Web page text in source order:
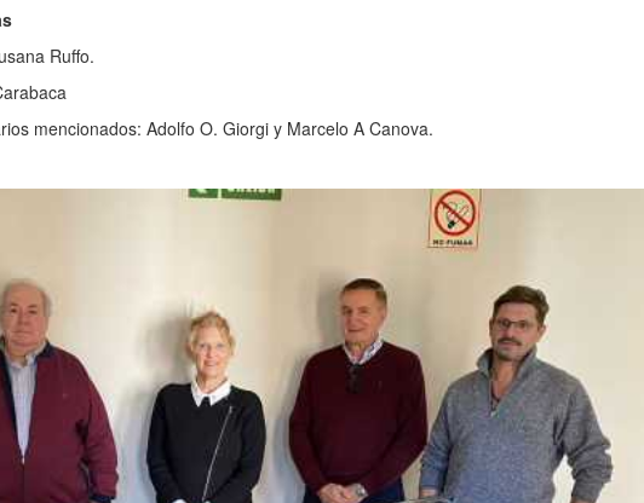
Ruffo.
mencionados: Adolfo O. Giorgi y Marcelo A Canova.